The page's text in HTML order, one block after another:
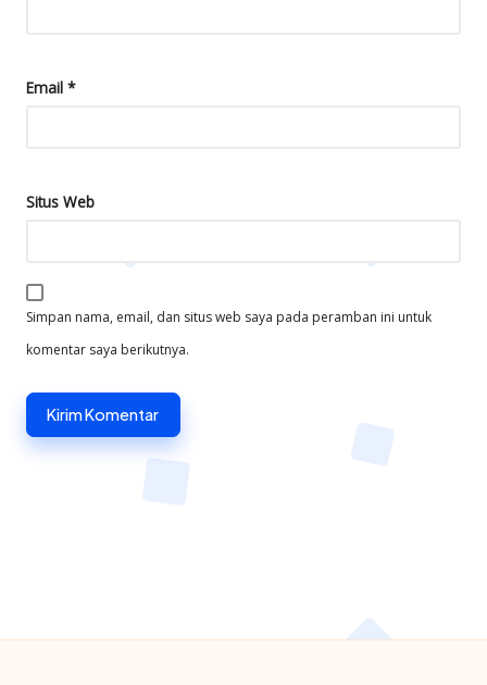
Email *
Situs Web
Simpan nama, email, dan situs web saya pada peramban ini untuk
komentar saya berikutnya.